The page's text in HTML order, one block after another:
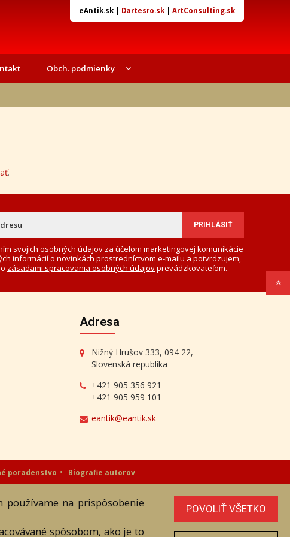
eAntik.sk| Dartesro.sk| ArtConsulting.sk
Obch. podmienky
.
svojich osobných údajov za účelom marketingovej komunikácie
informácií o novinkách prostredníctvom e-mailu a potvrdzujem,
zásadami spracovania osobných údajovprevádzkovateľom.
Adresa
Nižný Hrušov 333, 094 22,
Slovenská republika
+421 905 356 921
+421 905 959 101
eantik@eantik.sk
poradenstvo Biografie autorov
Všetky práva sú vyhradené.
používame na prispôsobenie
spôsobom, ako je to
POVOLIŤ VŠETKO